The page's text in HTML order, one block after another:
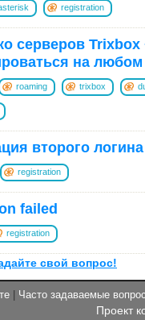
registration
серверов
на
roaming trixbox
второго
registration
failed
registration
свой вопрос!
| Часто задаваемые
Проект